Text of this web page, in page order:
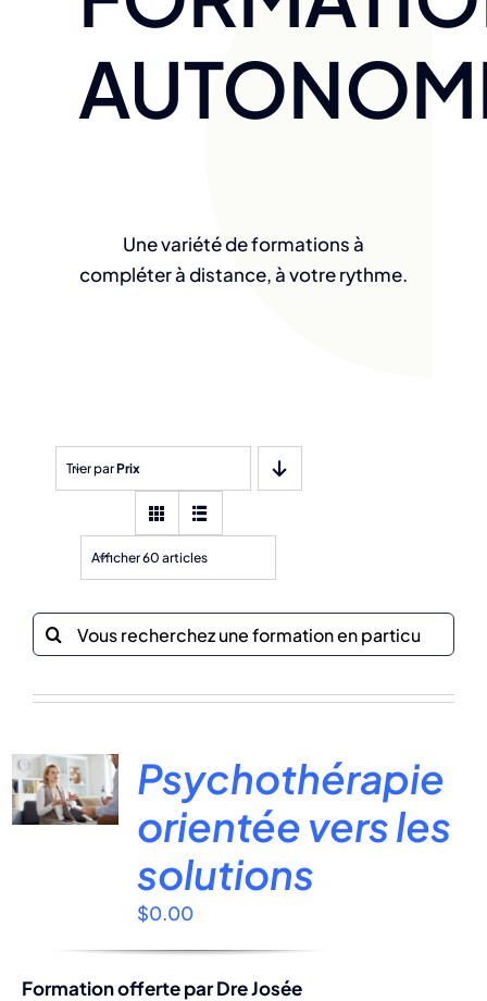
Une variété de formations à
compléter à distance, à votre rythme.
Trier parPrix
Afficher 60 articles
Recherche
sur
:
Psychothérapie
orientée vers les
solutions
$0.00
Formation offerte par Dre Josée